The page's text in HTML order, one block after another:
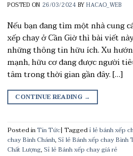
POSTED ON 26/03/2024 BYHACAO_WEB
Nếu bạn đang tìm một nhà cung
xếp chay ở Cần Giờ thì bài viết
những thông tin hữu ích. Xu
mạnh, hữu cơ đang được người
tâm trong thời gian gần đây. […]
CONTINUE READING →
Posted inTin Tức| Taggedỉ lẻ bánh xếp
chay Bình Chánh,Sỉ lẻ Bánh xếp chay Bình
Chất Lượng,Sỉ lẻ Bánh xếp chay giá rẻ